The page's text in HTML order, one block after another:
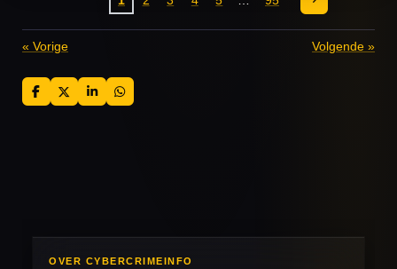
« Vorige Volgende »
D
e
D
e
S
h
D
e
OVER CYBERCRIMEINFO